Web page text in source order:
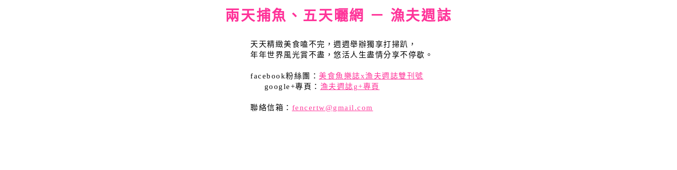
兩天捕魚、五天曬網 － 漁夫週誌
天天精緻美食嗑不完，週週舉辦獨享打掃趴，
年年世界風光賞不盡，悠活人生盡情分享不停歇。
facebook粉絲團： 美食魚樂誌x漁夫週誌雙刊號
google+專頁： 漁夫週誌g+專頁
聯絡信箱： fencertw@gmail.com